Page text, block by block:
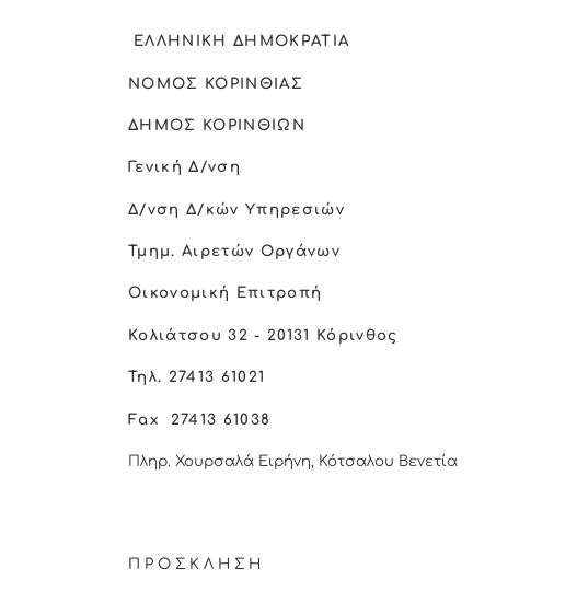
ΕΛΛΗΝΙΚΗ ΔΗΜΟΚΡΑΤΙΑ
ΝΟΜΟΣ ΚΟΡΙΝΘΙΑΣ
ΔΗΜΟΣ ΚΟΡΙΝΘΙΩΝ
Γενική Δ/νση
Δ/νση Δ/κών Υπηρεσιών
Τμημ. Αιρετών Οργάνων
Οικονομική Επιτροπή
Κολιάτσου 32 - 20131 Κόρινθος
Τηλ. 27413 61021
Fax 27413 61038
Πληρ. Χουρσαλά Ειρήνη, Κότσαλου Βενετία
Π Ρ Ο Σ Κ Λ Η Σ Η